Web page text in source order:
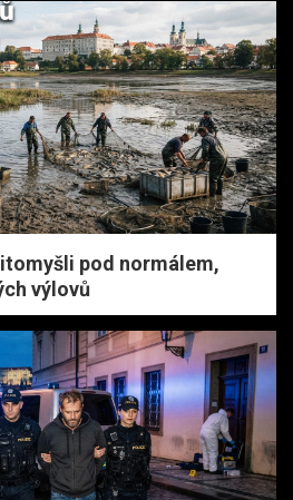
pod normálem,
výlovů